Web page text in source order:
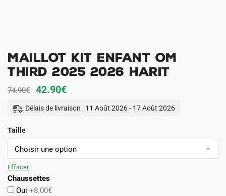
Maillot Kit Enfant OM
Third 2025 2026 Harit
74.90€
Le
prix
74.90€.
42.90€Le
prix
42.90€.
Délais de livraison : 11 Août 2026 - 17 Août 2026
Taille
Effacer
Chaussettes
Oui +8.00€